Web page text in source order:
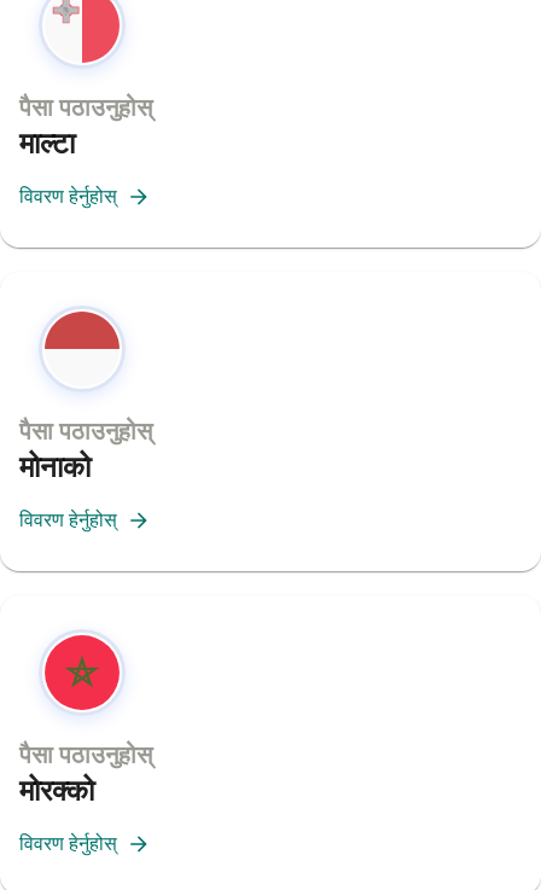
पैसा पठाउनुहोस्
माल्टा
विवरण हेर्नुहोस्
पैसा पठाउनुहोस्
मोनाको
विवरण हेर्नुहोस्
पैसा पठाउनुहोस्
मोरक्को
विवरण हेर्नुहोस्